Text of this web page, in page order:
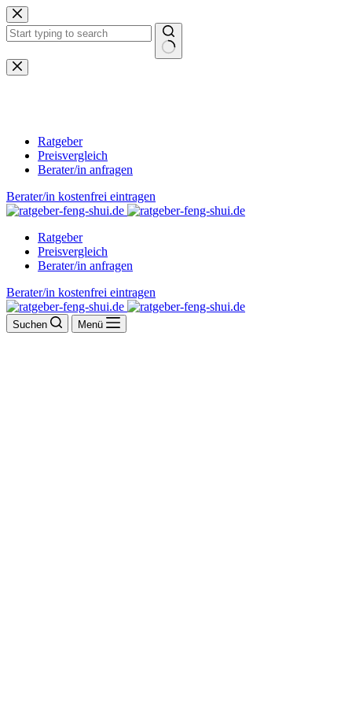
Zum
Inhalt
springen
Keine
Ergebnisse
Ratgeber
Preisvergleich
Berater/in anfragen
Berater/in kostenfrei eintragen
Ratgeber
Preisvergleich
Berater/in anfragen
Berater/in kostenfrei eintragen
Suchen Menü